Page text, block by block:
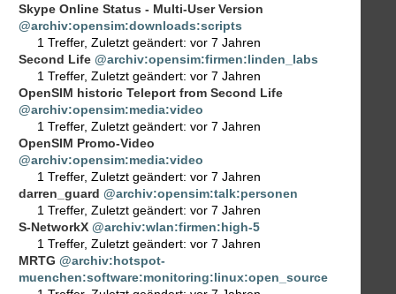
Skype Online Status - Multi-User Version
@archiv:opensim:downloads:scripts
1 Treffer, Zuletzt geändert: vor 7 Jahren
Second Life @archiv:opensim:firmen:linden_labs
1 Treffer, Zuletzt geändert: vor 7 Jahren
OpenSIM historic Teleport from Second Life
@archiv:opensim:media:video
1 Treffer, Zuletzt geändert: vor 7 Jahren
OpenSIM Promo-Video
@archiv:opensim:media:video
1 Treffer, Zuletzt geändert: vor 7 Jahren
darren_guard @archiv:opensim:talk:personen
1 Treffer, Zuletzt geändert: vor 7 Jahren
S-NetworkX @archiv:wlan:firmen:high-5
1 Treffer, Zuletzt geändert: vor 7 Jahren
MRTG @archiv:hotspot-
muenchen:software:monitoring:linux:open_source